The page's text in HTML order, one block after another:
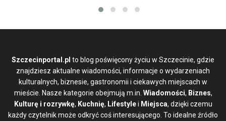
Szczecinportal.pl to blog poświęcony życiu w Szczecinie, gdzie
znajdziesz aktualne wiadomości, informacje o wydarzeniach
kulturalnych, biznesie, gastronomii i ciekawych miejscach w
mieście. Nasze kategorie obejmują m.in. Wiadomości, Biznes,
Kulturę i rozrywkę, Kuchnię, Lifestylei Miejsca, dzięki czemu
każdy czytelnik może odkryć coś interesującego. To idealne źródło